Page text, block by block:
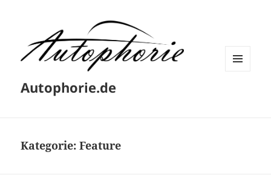
Autophorie.de
Kategorie:Feature